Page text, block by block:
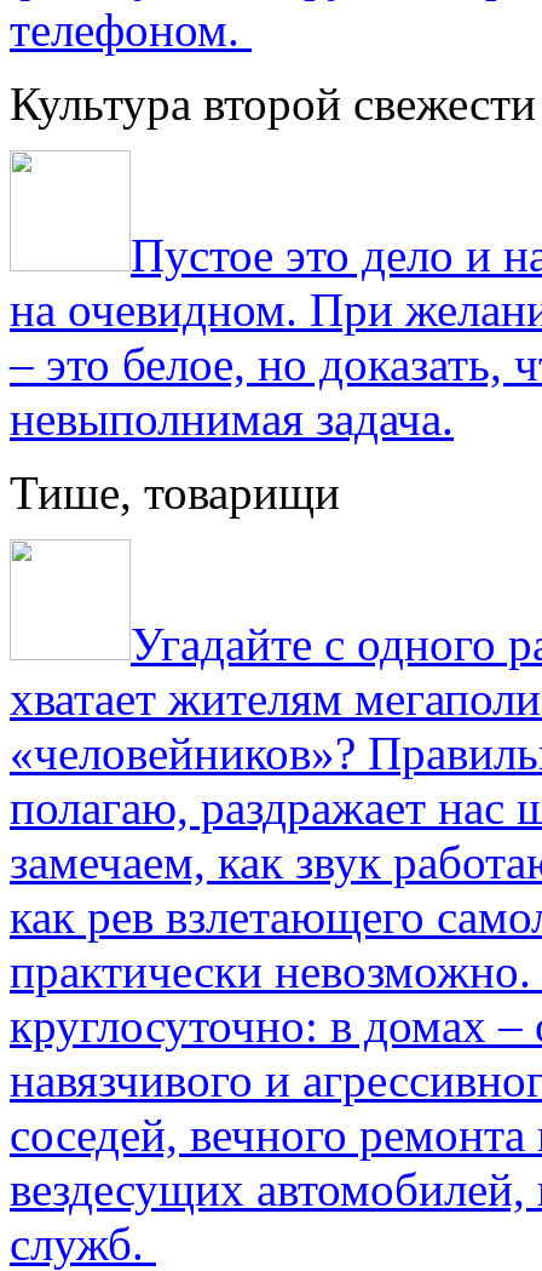
телефоном.
Культура второй свежести
Пустое это дело и
на очевидном. При
– это белое, но доказать,
невыполнимая задача.
Тише, товарищи
Угадайте с одного
хватает жителям
«человейников»?
полагаю, раздражает нас
замечаем, как звук
как рев взлетающего
практически
круглосуточно: в домах
навязчивого и
соседей, вечного
вездесущих
служб.